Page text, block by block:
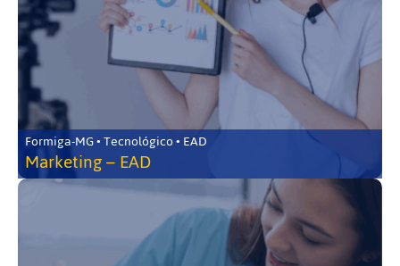
Formiga-MG • Tecnológico • EAD
Marketing – EAD